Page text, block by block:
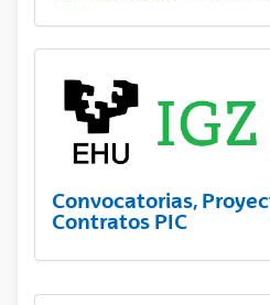
Convocatorias,
Contratos PIC